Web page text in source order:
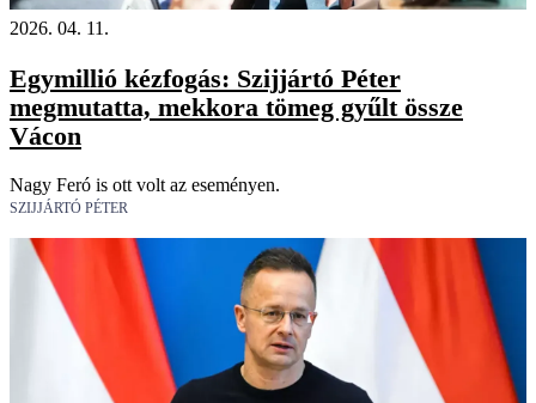
2026. 04. 11.
Egymillió kézfogás: Szijjártó Péter
megmutatta, mekkora tömeg gyűlt össze
Vácon
Nagy Feró is ott volt az eseményen.
SZIJJÁRTÓ PÉTER